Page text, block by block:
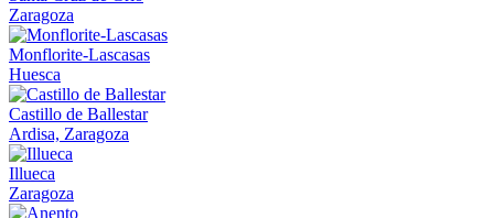
Zaragoza
Monflorite-Lascasas
Huesca
Castillo de Ballestar
Ardisa, Zaragoza
Illueca
Zaragoza